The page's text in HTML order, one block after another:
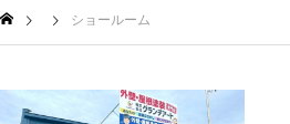
ショールーム